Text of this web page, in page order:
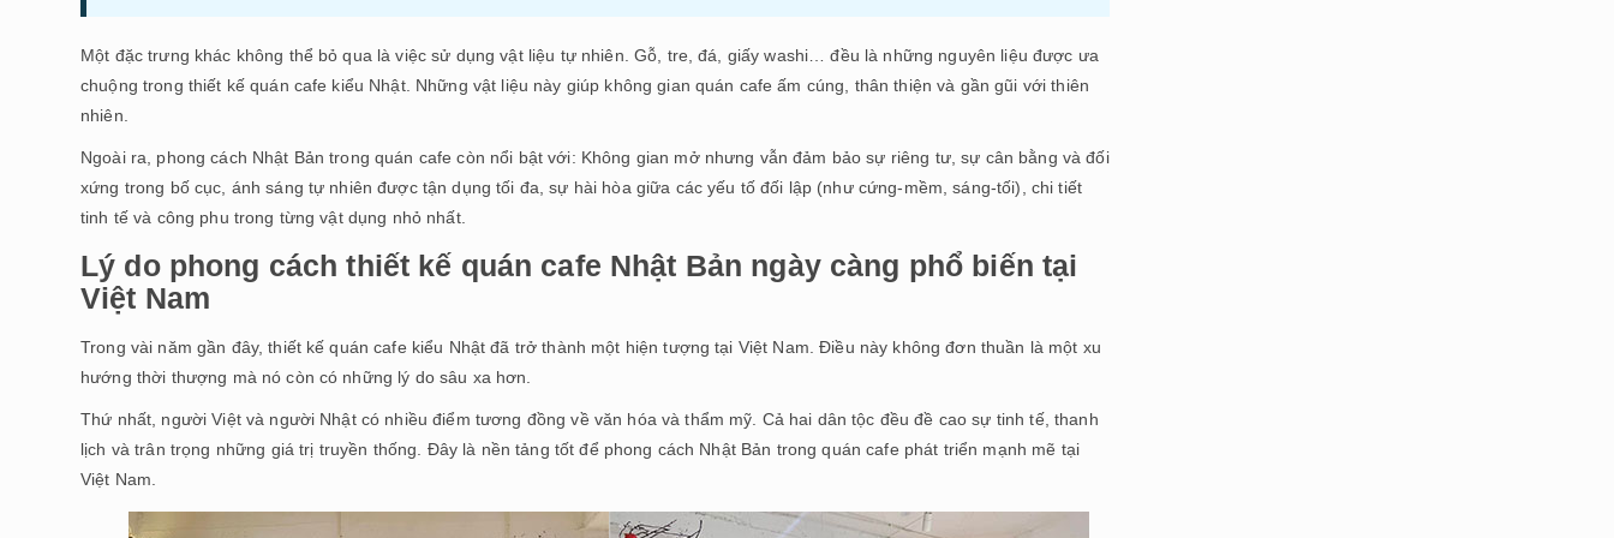
Một đặc trưng khác không thể bỏ qua là việc sử dụng vật liệu tự nhiên. Gỗ, tre, đá, giấy washi… đều là những nguyên liệu được ưa
chuộng trong thiết kế quán cafe kiểu Nhật. Những vật liệu này giúp không gian quán cafe ấm cúng, thân thiện và gần gũi với thiên
nhiên.
Ngoài ra, phong cách Nhật Bản trong quán cafe còn nổi bật với: Không gian mở nhưng vẫn đảm bảo sự riêng tư, sự cân bằng và đối
xứng trong bố cục, ánh sáng tự nhiên được tận dụng tối đa, sự hài hòa giữa các yếu tố đối lập (như cứng-mềm, sáng-tối), chi tiết
tinh tế và công phu trong từng vật dụng nhỏ nhất.
Lý do phong cách thiết kế quán cafe Nhật Bản ngày càng phổ biến tại
Việt Nam
Trong vài năm gần đây, thiết kế quán cafe kiểu Nhật đã trở thành một hiện tượng tại Việt Nam. Điều này không đơn thuần là một xu
hướng thời thượng mà nó còn có những lý do sâu xa hơn.
Thứ nhất, người Việt và người Nhật có nhiều điểm tương đồng về văn hóa và thẩm mỹ. Cả hai dân tộc đều đề cao sự tinh tế, thanh
lịch và trân trọng những giá trị truyền thống. Đây là nền tảng tốt để phong cách Nhật Bản trong quán cafe phát triển mạnh mẽ tại
Việt Nam.